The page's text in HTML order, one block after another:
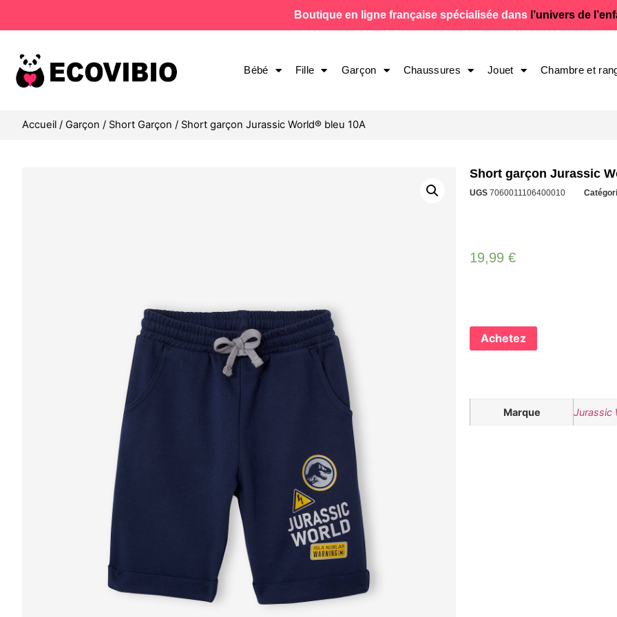
Boutique en ligne française spécialisée dans l’univers de
Bébé Fille Garçon Chaussures Jouet Chambre et
Accueil / Garçon / Short Garçon / Short garçon Jurassic World® bleu 10A
Short garçon Jurassic
UGS 7060011106400010
19,99 €
Achetez
Marque Jurassic